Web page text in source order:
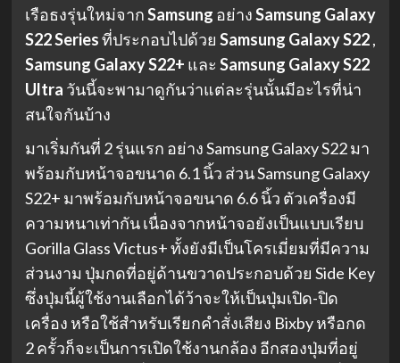
เรือธงรุ่นใหม่จากSamsung อย่างSamsung Galaxy
S22 Seriesที่ประกอบไปด้วย Samsung Galaxy S22,
Samsung Galaxy S22+ และ Samsung Galaxy S22
Ultra วันนี้จะพามาดูกันว่าแต่ละรุ่นนั้นมีอะไรที่น่า
สนใจกันบ้าง
มาเริ่มกันที่ 2 รุ่นแรก อย่าง Samsung Galaxy S22 มา
พร้อมกับหน้าจอขนาด 6.1 นิ้ว ส่วน Samsung Galaxy
S22+ มาพร้อมกับหน้าจอขนาด 6.6 นิ้ว ตัวเครื่องมี
ความหนาเท่ากัน เนื่องจากหน้าจอยังเป็นแบบเรียบ
Gorilla Glass Victus+ ทั้งยังมีเป็นโครเมี่ยมที่มีความ
ส่วนงาม ปุ่มกดที่อยู่ด้านขวาดประกอบด้วย Side Key
ซึ่งปุ่มนี้ผู้ใช้งานเลือกได้ว้าจะให้เป็นปุ่มเปิด-ปิด
เครื่อง หรือใช้สำหรับเรียกคำสั่งเสียง Bixby หรือกด
2 ครั้วก็จะเป็นการเปิดใช้งานกล้อง อีกสองปุ่มที่อยู่